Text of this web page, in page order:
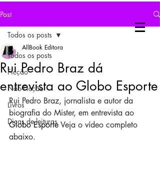
Post
Todos os posts
Ficção
Não-Ficção
Livros
Dicas de leituras
Todos os posts
Rui Pedro Braz dá
entrevista ao Globo Esporte
AllBook Editora
Rui Pedro Braz, jornalista e autor da
biografia do Mister, em entrevista ao
Globo Esporte Veja o vídeo completo
abaixo.